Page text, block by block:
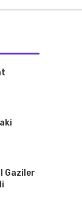
Gaziler